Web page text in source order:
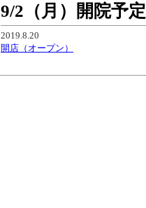
9/2（月）開院予定
2019.8.20
開店（オープン）